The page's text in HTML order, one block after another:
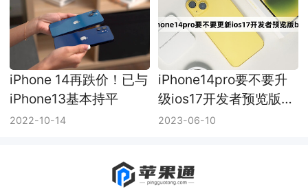
iPhone 14再跌价！已与
iPhone13基本持平
2022-10-14
iPhone14pro要不要升
级ios17开发者预览版
beta
2023-06-10